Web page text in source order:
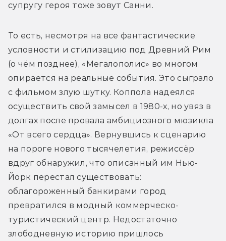
супругу героя тоже зовут Санни.
То есть, несмотря на все фантастические
условности и стилизацию под Древний Рим
(о чём позднее), «Мегалополис» во многом
опирается на реальные события. Это сыграло
с фильмом злую шутку. Коппола надеялся
осуществить свой замысел в 1980-х, но увяз в
долгах после провала амбициозного мюзикла
«От всего сердца». Вернувшись к сценарию
на пороге нового тысячелетия, режиссёр
вдруг обнаружил, что описанный им Нью-
Йорк перестал существовать:
облагороженный банкирами город
превратился в модный коммерческо-
туристический центр. Недостаточно
злободневную историю пришлось